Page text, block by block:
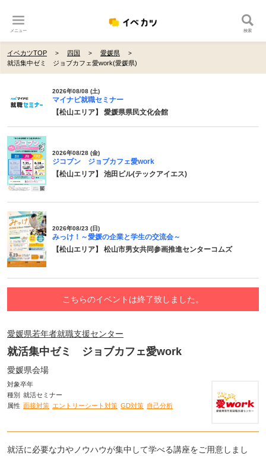
メニュー 検索
イベカツTOP 四国
愛媛県
就活集中ゼミ ジョブカフェ愛work(愛媛県)
2026年08/08 (土)
マイナビ就職セミナー
【松山エリア】 愛媛県県民文化会館
2026年08/28 (金)
ジコブン ジョブカフェ愛work
【松山エリア】 池田ビル(テックアイエス)
2026年08/23 (日)
みっけ！～愛媛の企業と学生の交流会～
【松山エリア】 松山市男女共同参画推進センターコムズ
こちらのイベントは終了致しました。
愛媛県若年者就職支援センター
就活集中ゼミ ジョブカフェ愛work
愛媛県会場
対象卒年
種別 就活セミナー
属性 面接対策 エントリーシート対策 GD対策 自己分析
就活に必要な力やノウハウが集中して学べる講座をご用意しまし